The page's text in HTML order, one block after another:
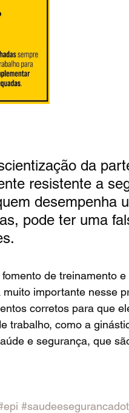
da
resistente a
desempenha
pode ter uma
de treinamento e
importante nesse
corretos para que
trabalho, como a
e segurança, que